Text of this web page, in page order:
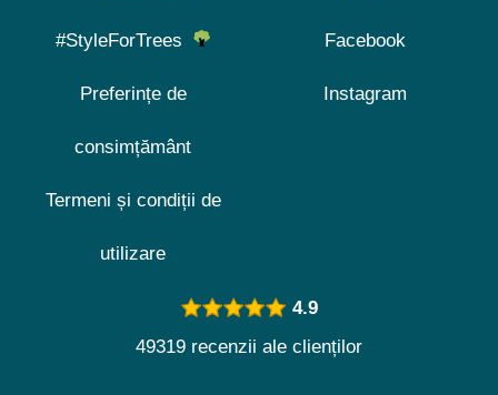
#StyleForTrees
Preferințe de
consimțământ
Termeni și condiții de
utilizare
Facebook
Instagram
4.9
49319 recenzii ale clienților